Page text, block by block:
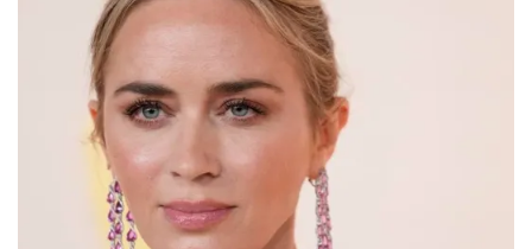
Вещество и правда играет важную роль в
организме и обменных процессах, но
некоторые специалисты считают, что
принимать его в добавках все же не стоит,
т.к. переизбыток и бесконтрольный прием
могут нанести вред. Так кто же прав?
Давайте разбираться.